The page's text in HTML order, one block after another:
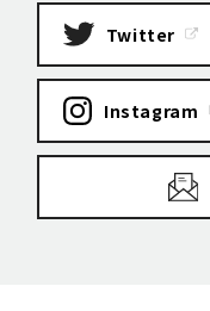
Twitter
Instagram